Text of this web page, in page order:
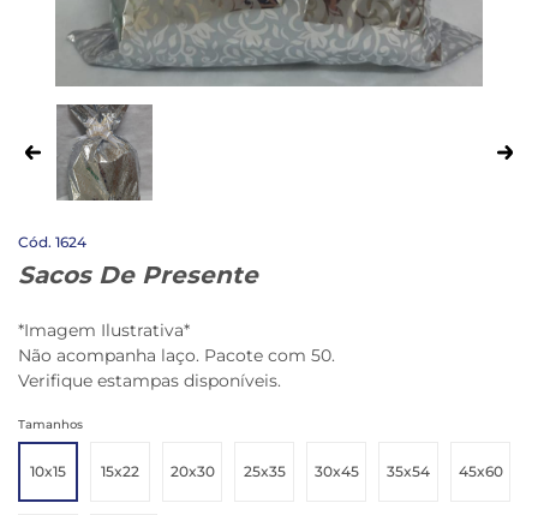
1624
Sacos De Presente
*Imagem Ilustrativa*
Não acompanha laço. Pacote com 50.
Verifique estampas disponíveis.
Tamanhos
10x15 15x22 20x30 25x35 30x45 35x54 45x60